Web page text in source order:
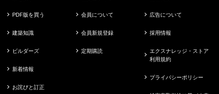
PDF版を買う
建築知識
ビルダーズ
新着情報
お詫びと訂正
会員について
会員新規登録
定期購読
広告について
採用情報
エクスナレッジ・ストア
利用規約
プライバシーポリシー